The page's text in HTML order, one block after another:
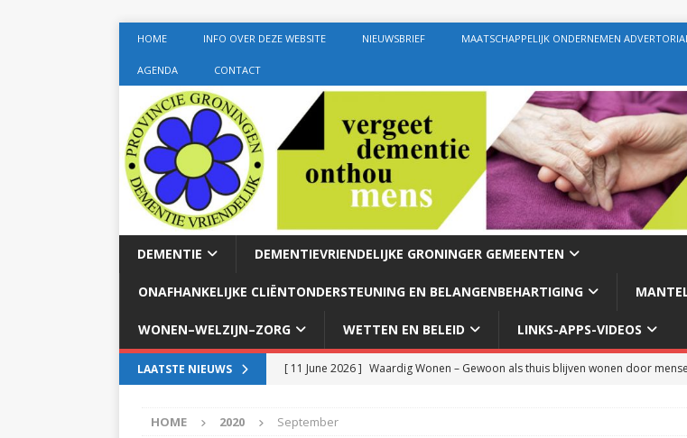
HOME INFO OVER DEZE WEBSITE NIEUWSBRIEF MAATSCHAPPELIJK ONDERNEMEN
AGENDA CONTACT
DEMENTIE DEMENTIEVRIENDELIJKE GRONINGER GEMEENTEN
ONAFHANKELIJKE CLIËNTONDERSTEUNING EN BELANGENBEHARTIGING
WONEN–WELZIJN–ZORG WETTEN EN BELEID LINKS-APPS-VIDEOS
LAATSTE NIEUWS [ 11 June 2026 ] Waardig Wonen – Gewoon als thuis blijven wonen door
APPINGEDAM
HOME 2020 September